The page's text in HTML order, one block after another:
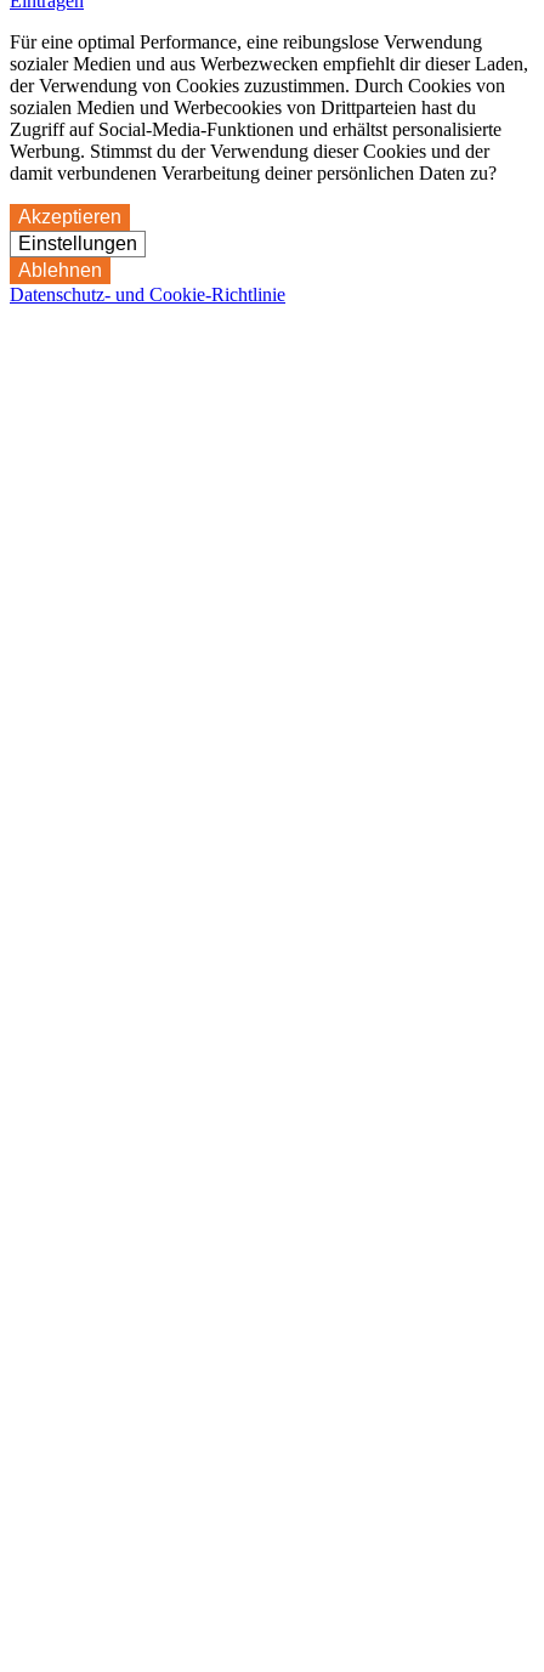
Für eine optimal Performance, eine reibungslose Verwendung
sozialer Medien und aus Werbezwecken empfiehlt dir dieser Laden,
der Verwendung von Cookies zuzustimmen. Durch Cookies von
sozialen Medien und Werbecookies von Drittparteien hast du
Zugriff auf Social-Media-Funktionen und erhältst personalisierte
Werbung. Stimmst du der Verwendung dieser Cookies und der
damit verbundenen Verarbeitung deiner persönlichen Daten zu?
Akzeptieren
Einstellungen
Ablehnen
Datenschutz- und Cookie-Richtlinie